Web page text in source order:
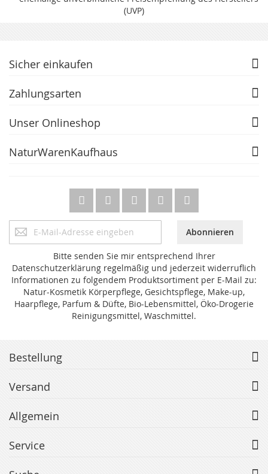
(UVP)
Sicher einkaufen
Zahlungsarten
Unser Onlineshop
NaturWarenKaufhaus
Anmeldung
zum
Abonnieren
Bitte senden Sie mir entsprechend Ihrer
Datenschutzerklärung regelmäßig und jederzeit widerruflich
Informationen zu folgendem Produktsortiment per E-Mail zu:
Natur-Kosmetik Körperpflege, Gesichtspflege, Make-up,
Haarpflege, Parfum & Düfte, Bio-Lebensmittel, Öko-Drogerie
Reinigungsmittel, Waschmittel.
Bestellung
Versand
Allgemein
Service